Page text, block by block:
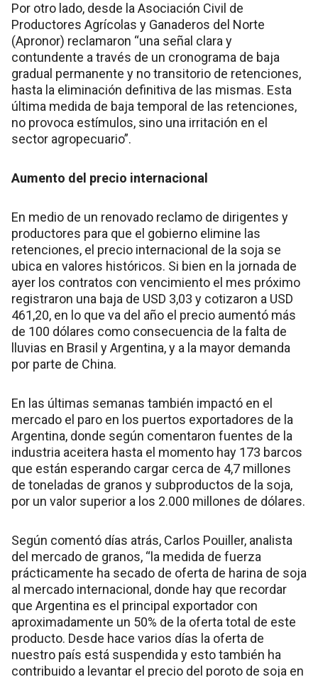
Por otro lado, desde la Asociación Civil de
Productores Agrícolas y Ganaderos del Norte
(Apronor) reclamaron “una señal clara y
contundente a través de un cronograma de baja
gradual permanente y no transitorio de retenciones,
hasta la eliminación definitiva de las mismas. Esta
última medida de baja temporal de las retenciones,
no provoca estímulos, sino una irritación en el
sector agropecuario”.
Aumento del precio internacional
En medio de un renovado reclamo de dirigentes y
productores para que el gobierno elimine las
retenciones, el precio internacional de la soja se
ubica en valores históricos. Si bien en la jornada de
ayer los contratos con vencimiento el mes próximo
registraron una baja de USD 3,03 y cotizaron a USD
461,20, en lo que va del año el precio aumentó más
de 100 dólares como consecuencia de la falta de
lluvias en Brasil y Argentina, y a la mayor demanda
por parte de China.
En las últimas semanas también impactó en el
mercado el paro en los puertos exportadores de la
Argentina, donde según comentaron fuentes de la
industria aceitera hasta el momento hay 173 barcos
que están esperando cargar cerca de 4,7 millones
de toneladas de granos y subproductos de la soja,
por un valor superior a los 2.000 millones de dólares.
Según comentó días atrás, Carlos Pouiller, analista
del mercado de granos, “la medida de fuerza
prácticamente ha secado de oferta de harina de soja
al mercado internacional, donde hay que recordar
que Argentina es el principal exportador con
aproximadamente un 50% de la oferta total de este
producto. Desde hace varios días la oferta de
nuestro país está suspendida y esto también ha
contribuido a levantar el precio del poroto de soja en